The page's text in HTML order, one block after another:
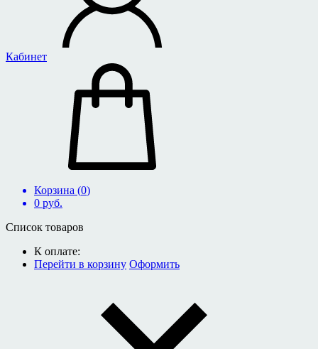
Кабинет
Корзина (0)
0 руб.
Список товаров
К оплате:
Перейти в корзину Оформить